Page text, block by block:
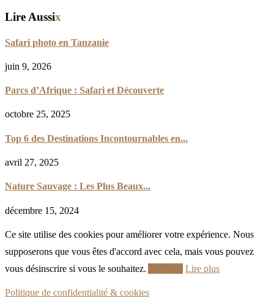
Lire Aussix
Safari photo en Tanzanie
juin 9, 2026
Parcs d’Afrique : Safari et Découverte
octobre 25, 2025
Top 6 des Destinations Incontournables en...
avril 27, 2025
Nature Sauvage : Les Plus Beaux...
décembre 15, 2024
Ce site utilise des cookies pour améliorer votre expérience. Nous
supposerons que vous êtes d'accord avec cela, mais vous pouvez
vous désinscrire si vous le souhaitez.
Lire plus
Politique de confidentialité & cookies